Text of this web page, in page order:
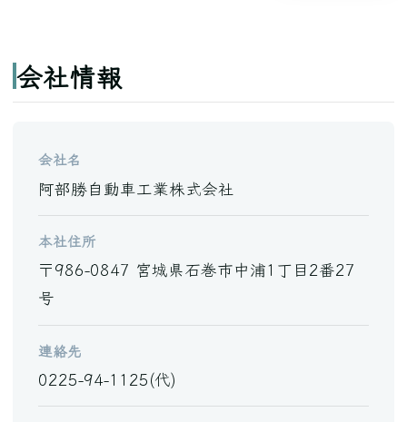
会社情報
会社名
阿部勝自動車工業株式会社
本社住所
〒986-0847 宮城県石巻市中浦1丁目2番27
号
連絡先
0225-94-1125(代)